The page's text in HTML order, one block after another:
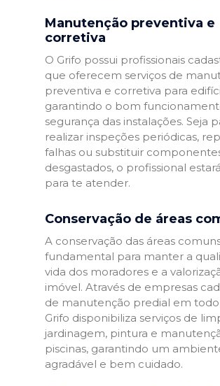
Manutenção preventiva e
corretiva
O Grifo possui profissionais
que oferecem serviços de
preventiva e corretiva para
garantindo o bom
segurança das instalações. Seja
realizar inspeções periódicas,
falhas ou substituir
desgastados, o profissional
para te atender.
Conservação de áreas
A conservação das áreas
fundamental para manter a
vida dos moradores e a
imóvel. Através de empresas
de manutenção predial em todo
Grifo disponibiliza serviços de
jardinagem, pintura e
piscinas, garantindo um
agradável e bem cuidado.